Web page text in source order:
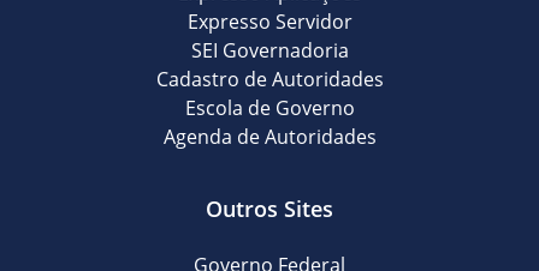
Expresso Servidor
SEI Governadoria
Cadastro de Autoridades
Escola de Governo
Agenda de Autoridades
Outros Sites
Governo Federal